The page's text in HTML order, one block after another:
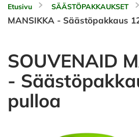
Etusivu SÄÄSTÖPAKKAUKSET
MANSIKKA - Säästöpakkaus
SOUVENAID
-
pulloa